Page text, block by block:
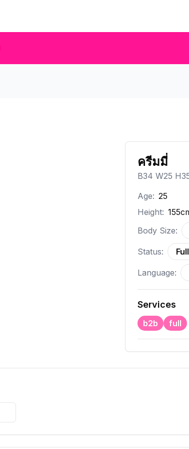
ครีมมี่
B34 W25
Age: 25
Height:
Body Size:
Status:
Language:
Services
b2b full